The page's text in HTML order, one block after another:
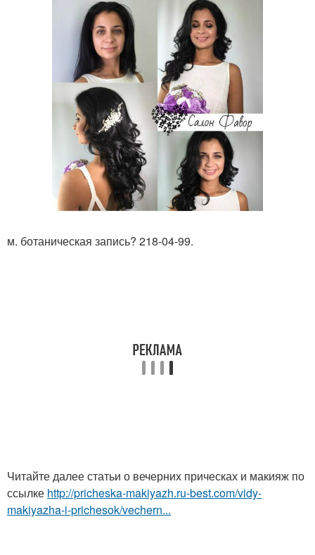
м. ботаническая запись? 218-04-99.
Читайте далее статьи о вечерних прическах и макияж по
ссылке http://pricheska-makiyazh.ru-best.com/vidy-
makiyazha-i-prichesok/vechern...